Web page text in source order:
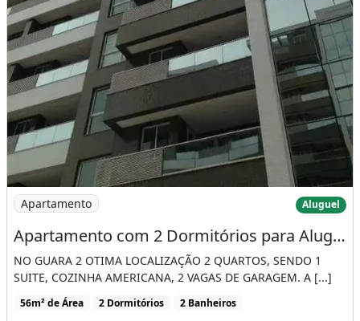
Imagem: Apartamento com 2 Dormitórios para Alugar
Apartamento Aluguel
Apartamento com 2 Dormitórios para Alugar, 56 M² por R$ 4.000,00/Mês - Guará II
NO GUARA 2 OTIMA LOCALIZAÇÃO 2 QUARTOS, SENDO 1
SUITE, COZINHA AMERICANA, 2 VAGAS DE GARAGEM. A [...]
56m² de Área 2 Dormitórios 2 Banheiros